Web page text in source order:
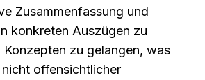
Zusammenfassung und
konkreten Auszügen zu
zu gelangen, was
offensichtlicher